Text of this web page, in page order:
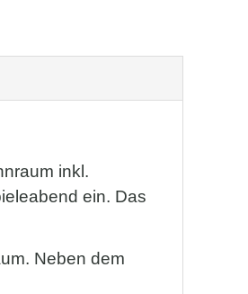
inkl.
ein. Das
Neben dem